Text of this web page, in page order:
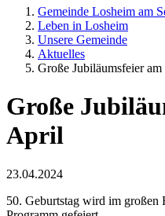
Gemeinde Losheim am
Leben in Losheim
Unsere Gemeinde
Aktuelles
Große Jubiläumsfeier
Große
April
23.04.2024
50. Geburtstag wird im großen